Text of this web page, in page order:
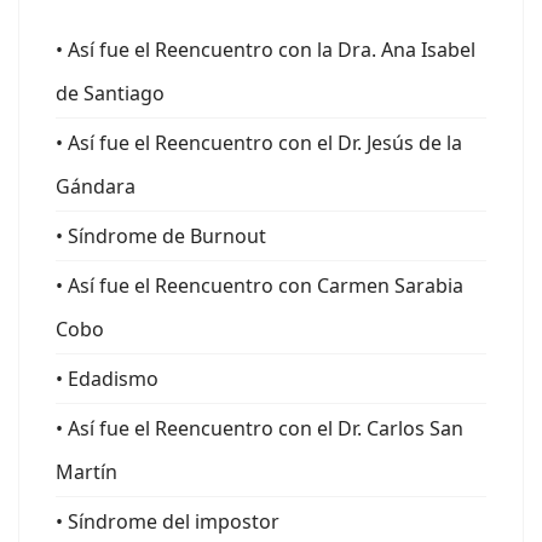
• Así fue el Reencuentro con la Dra. Ana Isabel
de Santiago
• Así fue el Reencuentro con el Dr. Jesús de la
Gándara
• Síndrome de Burnout
• Así fue el Reencuentro con Carmen Sarabia
Cobo
• Edadismo
• Así fue el Reencuentro con el Dr. Carlos San
Martín
• Síndrome del impostor